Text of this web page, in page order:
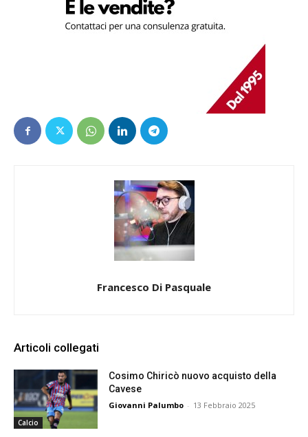
Francesco Di Pasquale
Articoli collegati
Calcio
Cosimo Chiricò nuovo acquisto della
Cavese
Giovanni Palumbo - 13 Febbraio 2025